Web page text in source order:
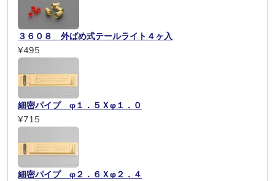
３６０８ 外ばめ式テールライト４ヶ入
¥495
細密パイプ φ１．５Ｘφ１．０
¥715
細密パイプ φ２．６Ｘφ２．４